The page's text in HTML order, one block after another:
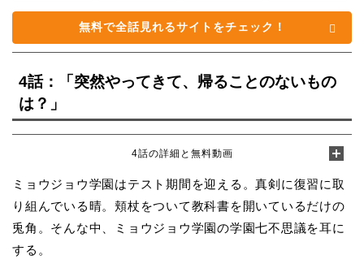
無料で全話見れるサイトをチェック！
4話：「突然やってきて、帰ることのないもの
は？」
4話の詳細と無料動画
ミョウジョウ学園はテスト期間を迎える。真剣に復習に取
り組んでいる晴。頬杖をついて教科書を開いているだけの
兎角。そんな中、ミョウジョウ学園の学園七不思議を耳に
する。